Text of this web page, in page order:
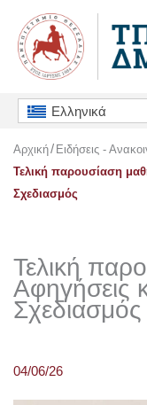
περιεχόμενο
Ελληνικά
Αρχική Ειδήσεις -
Τελική παρουσίαση
Σχεδιασμός
Τελική
Αφηγήσεις
Σχεδιασμός
04/06/26